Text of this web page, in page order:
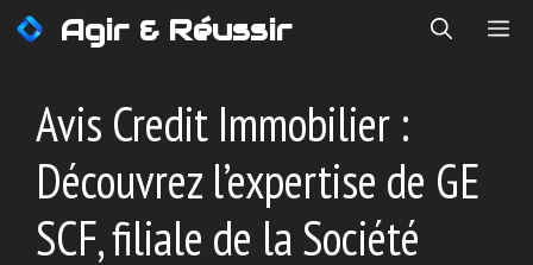
Aller
au
Agir & Réussir
Avis Credit Immobilier :
Découvrez l’expertise de GE
SCF, filiale de la Société